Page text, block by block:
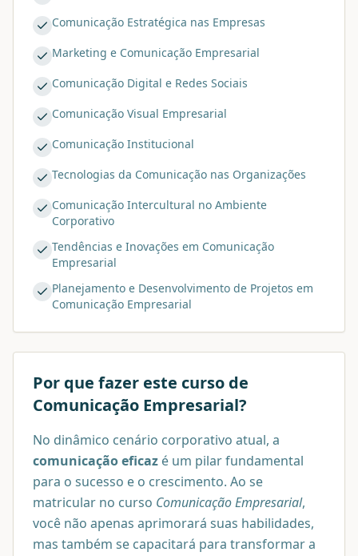
Comunicação Estratégica nas Empresas
Marketing e Comunicação Empresarial
Comunicação Digital e Redes Sociais
Comunicação Visual Empresarial
Comunicação Institucional
Tecnologias da Comunicação nas Organizações
Comunicação Intercultural no Ambiente
Corporativo
Tendências e Inovações em Comunicação
Empresarial
Planejamento e Desenvolvimento de Projetos em
Comunicação Empresarial
Por que fazer este curso de
Comunicação Empresarial?
No dinâmico cenário corporativo atual, a
comunicação eficaz é um pilar fundamental
para o sucesso e o crescimento. Ao se
matricular no curso Comunicação Empresarial,
você não apenas aprimorará suas habilidades,
mas também se capacitará para transformar a